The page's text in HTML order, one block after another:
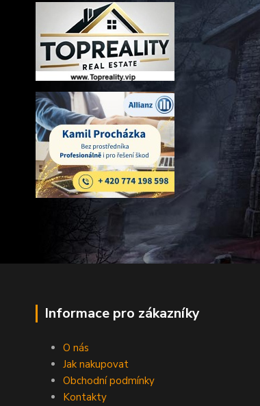
Informace pro zákazníky
O nás
Jak nakupovat
Obchodní podmínky
Kontakty